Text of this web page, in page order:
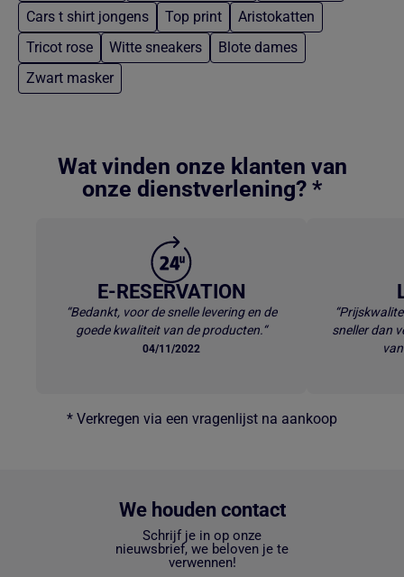
Cars t shirt jongens
Top print
Aristokatten
Tricot rose
Witte sneakers
Blote dames
Zwart masker
Wat vinden onze klanten van
onze dienstverlening? *
E-RESERVATION
“Bedankt, voor de snelle levering en de
goede kwaliteit van de producten.“
04/11/2022
sneller dan
* Verkregen via een vragenlijst na aankoop
We houden contact
Schrijf je in op onze
nieuwsbrief, we beloven je te
verwennen!